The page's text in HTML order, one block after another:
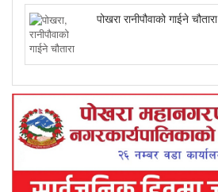
पोखरा रानीपौवाको गाईने चौतारा